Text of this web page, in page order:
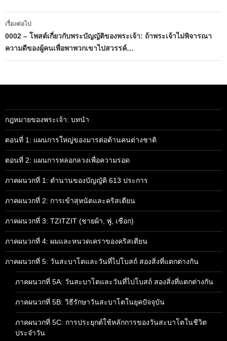
เมนู
นำทาง
เรื่อง
เรื่องต่อไป
0002 – โพสต์เกี่ยวกับพระบัญญัติของพระเจ้า: ถ้าพระเจ้าไม่พิจารณา
ความดีของผู้คนเพื่อพาพวกเขาไปสวรรค์…
กฎหมายของพระเจ้า: บทนำ
ตอนที่ 1: แผนการใหญ่ของมารต่อต้านคนต่างชาติ
ตอนที่ 2: แผนการหลอกลวงเพื่อความรอด
ภาคผนวกที่ 1: ตำนานของบัญญัติ 613 ประการ
ภาคผนวกที่ 2: การเข้าสุหนัตและคริสเตียน
ภาคผนวกที่ 3: TZITZIT (ชายผ้า, พู่, เชือก)
ภาคผนวกที่ 4: ผมและหนวดเคราของคริสเตียน
ภาคผนวกที่ 5: วันสะบาโตและวันที่ไปโบสถ์ สองสิ่งที่แตกต่างกัน
ภาคผนวกที่ 5A: วันสะบาโตและวันที่ไปโบสถ์ สองสิ่งที่แตกต่างกัน
ภาคผนวกที่ 5B: วิธีรักษาวันสะบาโตในยุคปัจจุบัน
ภาคผนวกที่ 5C: การประยุกต์ใช้หลักการของวันสะบาโตในชีวิต
ประจำวัน